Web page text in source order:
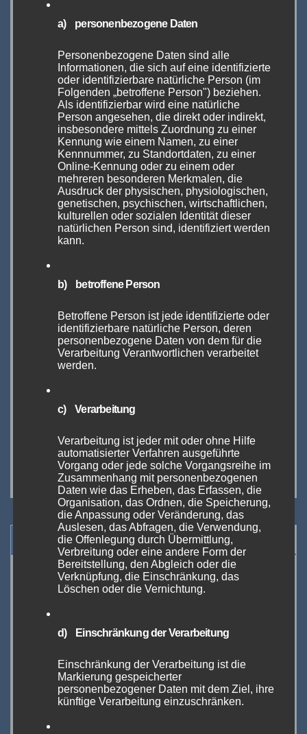
Ähnlicher Beitrag
EVENTS UND VERANSTALTUNGEN
The Hall of Vape 2024
JUNI 9, 2024 ADMIN
InterTabac 2023 (Teil 1)
EVENTS UND VERANSTALTUNGEN
InterTabac & InterSupply
SEP. 9, 2023 ADMIN
Veranstaltungen
<< Aug. 2026
11 12 13 14 15
18 19 20 21 22
23
a) personenbezogene Daten
Personenbezogene Daten sind alle
Informationen, die sich auf eine identifizierte
oder identifizierbare natürliche Person (im
Folgenden „betroffene Person") beziehen.
Als identifizierbar wird eine natürliche
Person angesehen, die direkt oder indirekt,
insbesondere mittels Zuordnung zu einer
Kennung wie einem Namen, zu einer
Kennnummer, zu Standortdaten, zu einer
Online-Kennung oder zu einem oder
mehreren besonderen Merkmalen, die
Ausdruck der physischen, physiologischen,
genetischen, psychischen, wirtschaftlichen,
kulturellen oder sozialen Identität dieser
natürlichen Person sind, identifiziert werden
kann.
b) betroffene Person
Betroffene Person ist jede identifizierte oder
identifizierbare natürliche Person, deren
personenbezogene Daten von dem für die
Verarbeitung Verantwortlichen verarbeitet
werden.
c) Verarbeitung
Verarbeitung ist jeder mit oder ohne Hilfe
automatisierter Verfahren ausgeführte
Vorgang oder jede solche Vorgangsreihe im
Zusammenhang mit personenbezogenen
Daten wie das Erheben, das Erfassen, die
Organisation, das Ordnen, die Speicherung,
die Anpassung oder Veränderung, das
Auslesen, das Abfragen, die Verwendung,
die Offenlegung durch Übermittlung,
Verbreitung oder eine andere Form der
Bereitstellung, den Abgleich oder die
Verknüpfung, die Einschränkung, das
Löschen oder die Vernichtung.
d) Einschränkung der Verarbeitung
Einschränkung der Verarbeitung ist die
Markierung gespeicherter
personenbezogener Daten mit dem Ziel, ihre
künftige Verarbeitung einzuschränken.